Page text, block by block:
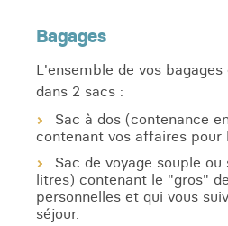
Bagages
L'ensemble de vos
dans 2 sacs :
Sac à dos (contenance
contenant vos affaires pour
Sac de voyage souple
litres) contenant le "gros"
personnelles et qui vous
séjour.